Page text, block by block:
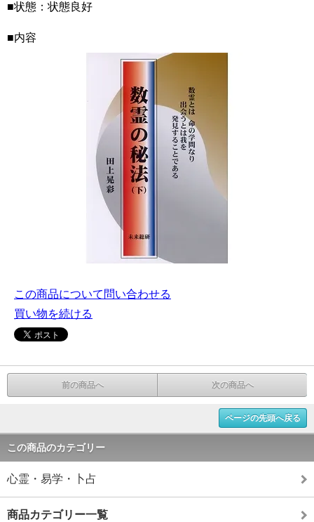
■状態：状態良好
■内容
この商品について問い合わせる
買い物を続ける
前の商品へ 次の商品へ
ページの先頭へ戻る
この商品のカテゴリー
心霊・易学・卜占
商品カテゴリー一覧